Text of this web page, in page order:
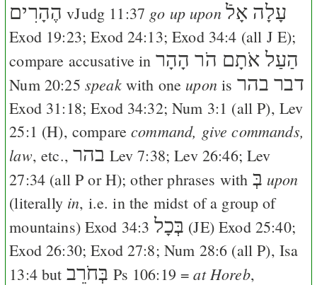
הֶהָרִים vJudg 11:37 go up upon עָלָה אָלֿ
Exod 19:23;Exod 24:13;Exod 34:4 (all J E);
compare accusative in הַעַל אֹתָם הֹר הָהָר
Num 20:25 speakwith one uponis דבר בהר
Exod 31:18;Exod 34:32;Num 3:1 (allP), Lev
25:1 (H), comparecommand, give commands,
law, etc.,בהר Lev 7:38;Lev 26:46;Lev
27:34 (allP orH); other phrases with בְּ upon
(literally in, i.e. in the midst of a group of
mountains)Exod 34:3 בְּכָל (JE)Exod 25:40;
Exod 26:30;Exod 27:8; Num 28:6 (allP), Isa
13:4but בְּחֹרֵב Ps 106:19 =at Horeb,